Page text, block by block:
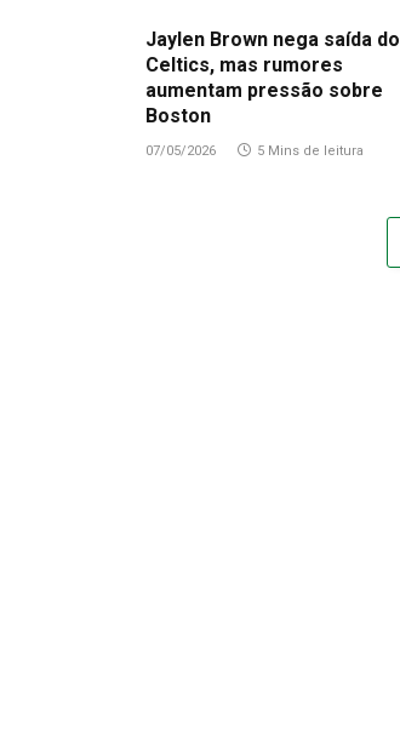
Jaylen Brown nega saída do
Celtics, mas rumores
aumentam pressão sobre
Boston
07/05/2026 5 Mins de leitura